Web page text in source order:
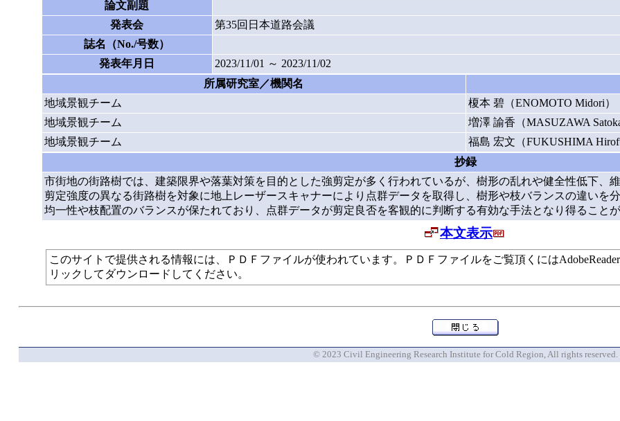
論文副題
発表会
第35回日本道路会議
誌名（No./号数）
発表年月日
2023/11/01 ～ 2023/11/02
所属研究室／機関名
地域景観チーム
榎本 碧（ENOMOTO Midori）
地域景観チーム
増澤 諭香（MASUZAWA Satoka
地域景観チーム
福島 宏文（FUKUSHIMA
抄録
市街地の街路樹では、建築限界や落葉対策を目的とした強剪定が多く行われているが、樹形の乱れや健全性低下、
剪定強度の異なる街路樹を対象に地上レーザースキャナーにより点群データを取得し、樹形や枝バランスの違いを
均一性や枝配置のバランスが保たれており、点群データが剪定良否を客観的に判断する有効な手法となり得ることが
本文表示
このサイトで提供される情報には、ＰＤＦファイルが使われています。ＰＤＦファイルをご覧頂くには
リックしてダウンロードしてください。
© 2023 Civil Engineering Research Institute for Cold Region, All rights reserved.